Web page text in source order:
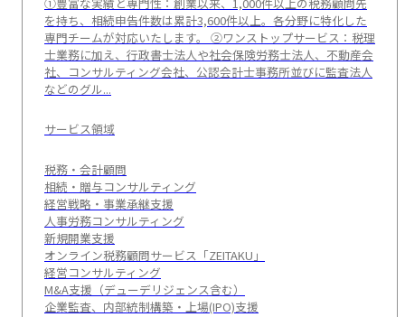
を持ち、相続申告件数は累計3,600件以上。各分野に特化した
専門チームが対応いたします。 ②ワンストップサービス：税理
士業務に加え、行政書士法人や社会保険労務士法人、不動産会
社、コンサルティング会社、公認会計士事務所並びに監査法人
などのグル...
サービス領域
税務・会計顧問
相続・贈与コンサルティング
経営戦略・事業承継支援
人事労務コンサルティング
新規開業支援
オンライン税務顧問サービス「ZEITAKU」
経営コンサルティング
M&A支援（デューデリジェンス含む）
企業監査、内部統制構築・上場(IPO)支援